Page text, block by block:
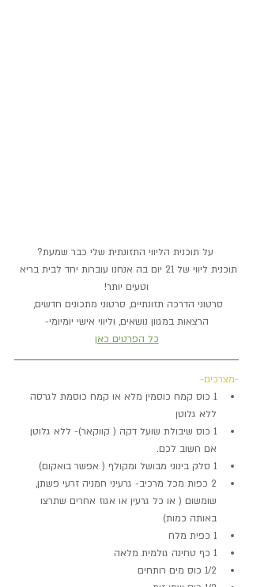
על תוכנית הליווי התזונתית שלי כבר שמעת?
תוכנית ליווי של 21 יום בה אנחנו עוברות יחד לבית בריא
וטעים יותר!
סרטוני הדרכה תזונתיים, סרטוני מתכונים חדשים,
הרצאות במגוון נושאים, וליווי אישי יומיומי-
כל הפרטים כאן
-מצרכים-
1 כוס קמח כוסמין מלא או קמח כוסמת לגרסה
ללא גלוטן
1 כוס שיבולת שועל דקה ( קווקאר)- ללא גלוטן
אם חשוב לכם.
1 סלק בינוני מבושל ומקולף ( אפשר בואקום)
2 כפות מכל מרכיב- גרעיני חמניה זרעי פשתן,
שומשום ( או כל גרעין או אגוז אחרים שתרצו
באותה כמות)
1 כפית מלח
1 כף טחינה גולמית מלאה
1/2 כוס מים רותחים